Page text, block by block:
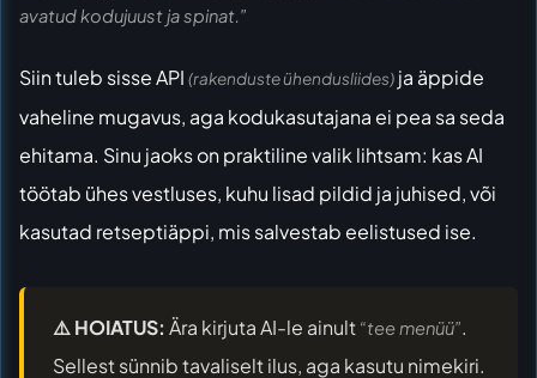
avatud kodujuust ja spinat.”
Siin tuleb sisse API (rakenduste ühendusliides) ja äppide
vaheline mugavus, aga kodukasutajana ei pea sa seda
ehitama. Sinu jaoks on praktiline valik lihtsam: kas AI
töötab ühes vestluses, kuhu lisad pildid ja juhised, või
kasutad retseptiäppi, mis salvestab eelistused ise.
⚠️ HOIATUS: Ära kirjuta AI-le ainult “tee menüü”.
Sellest sünnib tavaliselt ilus, aga kasutu nimekiri.